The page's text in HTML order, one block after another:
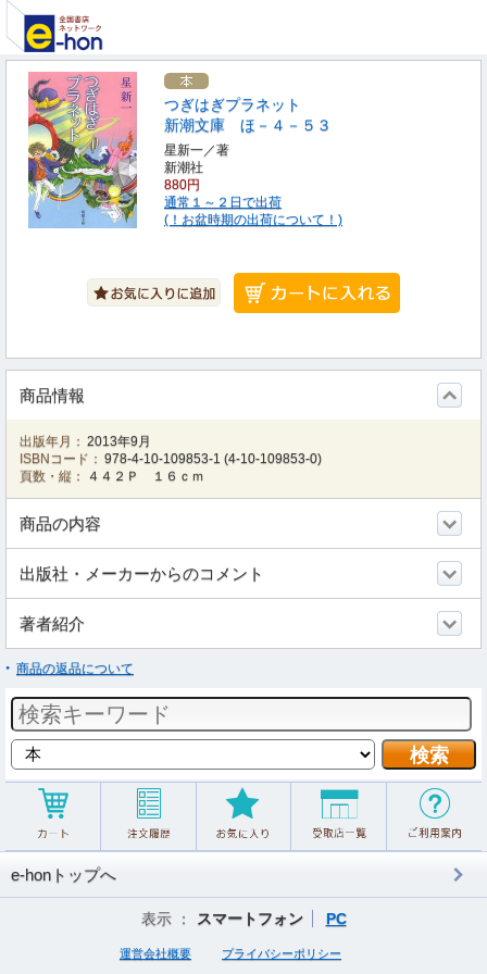
つぎはぎプラネット
新潮文庫 ほ－４－５３
星新一／著
新潮社
880円
通常１～２日で出荷
(！お盆時期の出荷について！)
商品情報
出版年月： 2013年9月
ISBNコード： 978-4-10-109853-1 (4-10-109853-0)
頁数・縦：
４４２Ｐ １６ｃｍ
商品の内容
出版社・メーカーからのコメント
著者紹介
商品の返品について
e-honトップへ
表示 ： スマートフォン PC
運営会社概要 プライバシーポリシー